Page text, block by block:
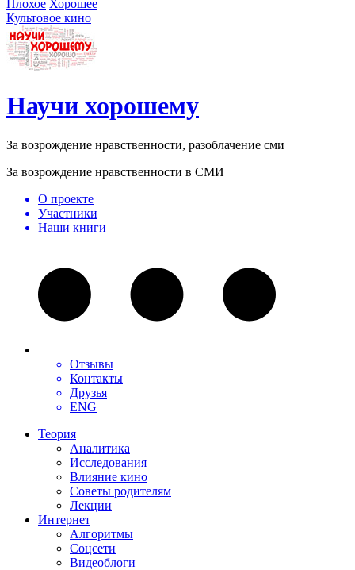
Плохое Хорошее
Культовое кино
Научи хорошему
За возрождение нравственности, разоблачение сми
За возрождение нравственности в СМИ
О проекте
Участники
Наши книги
Отзывы
Контакты
Друзья
ENG
Теория
Аналитика
Исследования
Влияние кино
Советы родителям
Лекции
Интернет
Алгоритмы
Соцсети
Видеоблоги